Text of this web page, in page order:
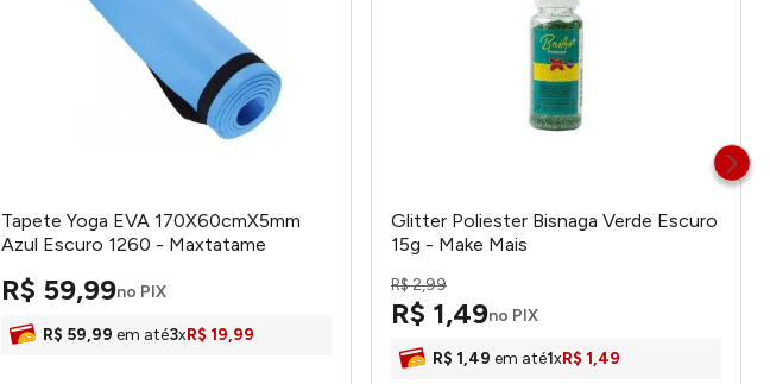
Tapete Yoga EVA 170X60cmX5mm
Azul Escuro 1260 - Maxtatame
R$ 59,99no PIX
R$ 59,99 em até3xR$ 19,99
Glitter Poliester Bisnaga Verde Escuro
15g - Make Mais
R$2,99
R$ 1,49no PIX
R$ 1,49 em até1xR$ 1,49